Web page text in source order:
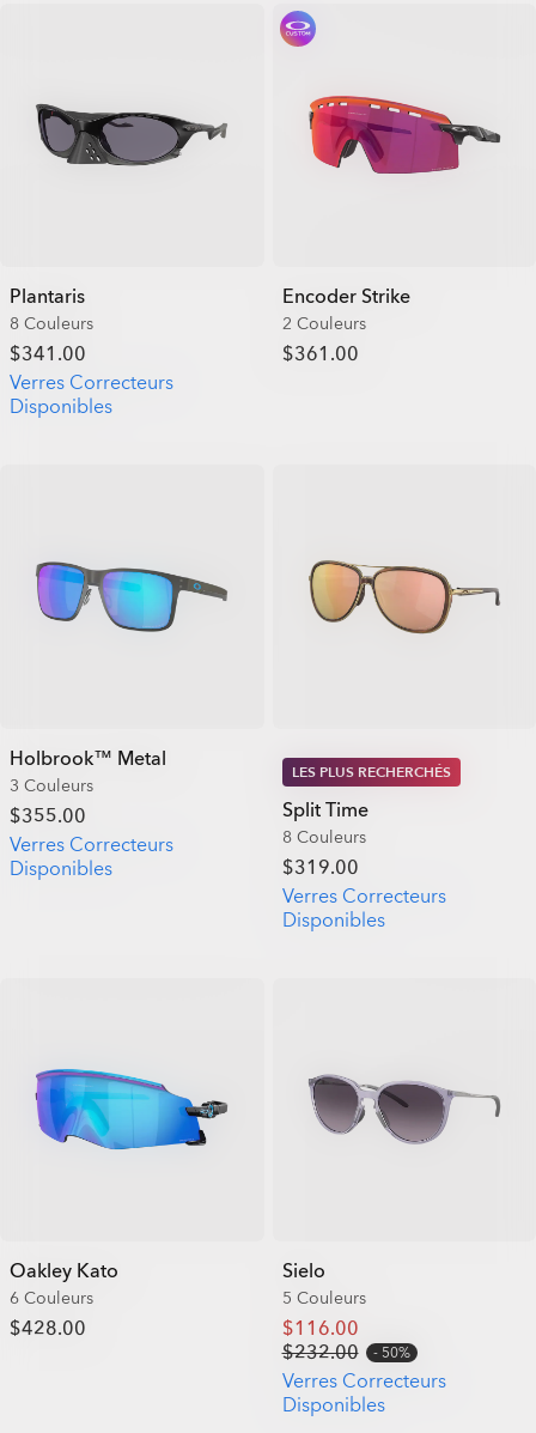
Plantaris
8 Couleurs
$341.00
Verres Correcteurs
Disponibles
Encoder Strike
2 Couleurs
$361.00
Holbrook™ Metal
3 Couleurs
$355.00
Verres Correcteurs
Disponibles
LES PLUS RECHERCHÉS
Split Time
8 Couleurs
$319.00
Verres Correcteurs
Disponibles
Oakley Kato
6 Couleurs
$428.00
Sielo
5 Couleurs
$116.00
$232.00
50%
Verres Correcteurs
Disponibles